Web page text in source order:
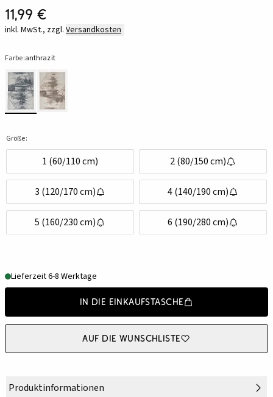
11,99 €
inkl. MwSt., zzgl. Versandkosten
Farbe:anthrazit
Größe:
1 (60/110 cm) 2 (80/150 cm)
3 (120/170 cm) 4 (140/190 cm)
5 (160/230 cm) 6 (190/280 cm)
Lieferzeit 6-8 Werktage
In die Einkaufstasche
Auf die Wunschliste
Produktinformationen